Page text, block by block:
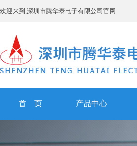
欢迎来到,深圳市腾华泰电子有限公司官网
首 页 产品中心